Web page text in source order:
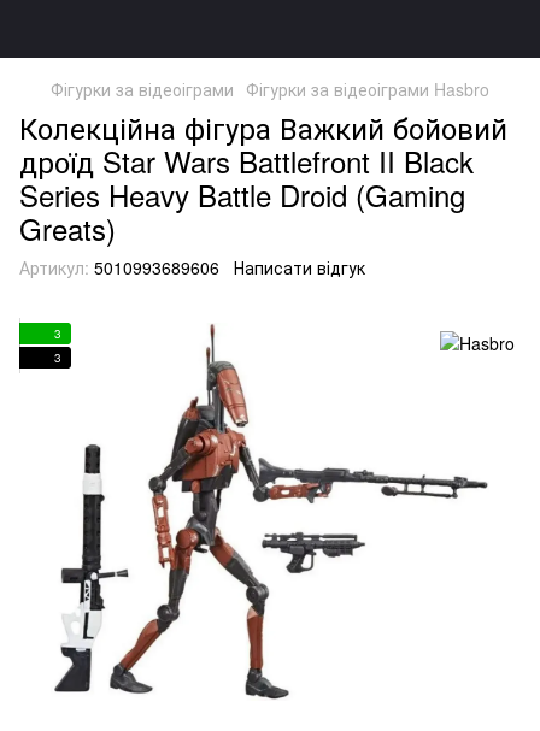
Фігурки за відеоіграми Фігурки за відеоіграми Hasbro
Колекційна фігура Важкий бойовий
дроїд Star Wars Battlefront II Black
Series Heavy Battle Droid (Gaming
Greats)
Артикул: 5010993689606 Написати відгук
3
3